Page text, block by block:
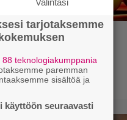
Loton ja
Valintasi
tarjotaksemme
88 teknologiakumppania
paremman
sisältöä ja
käyttöön seuraavasti